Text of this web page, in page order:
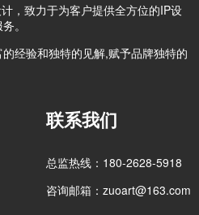
，致力于为客户提供全方位的IP设
。
经验和独特的见解,赋予品牌独特的
联系我们
总监热线：180-2628-5918
咨询邮箱：zuoart@163.com